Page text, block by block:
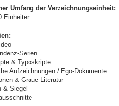
Umfang der Verzeichnungseinheit:
Einheiten
Serien
& Typoskripte
Aufzeichnungen / Ego-Dokumente
& Graue Literatur
& Siegel